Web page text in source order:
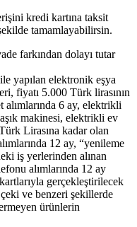
kredi kartına taksit
tamamlayabilirsin.
farkından dolayı tutar
yapılan elektronik eşya
fiyatı 5.000 Türk lirasının
6 ay, elektrikli
makinesi, elektrikli ev
Lirasına kadar olan
12 ay, “yenileme
iş yerlerinden alınan
alımlarında 12 ay
gerçekleştirilecek
ve benzeri şekillerde
ürünlerin